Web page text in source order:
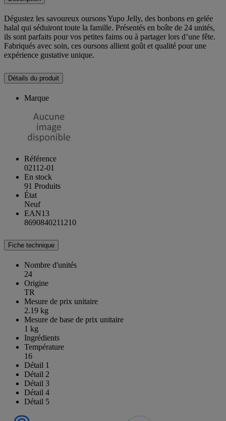
Dégustez les savoureux oursons Yupo Jelly, des bonbons en gelée
halal qui séduiront toute la famille. Présentés en boîte de 24 unités,
ils sont parfaits pour vos petites faims ou à partager lors d’une fête.
Fabriqués avec soin, ces oursons allient goût et qualité pour une
expérience gustative unique.
Détails du produit
Marque
Référence
02112-01
En stock
91 Produits
État
Neuf
EAN13
8690840211210
Fiche technique
Nombre d'unités
24
Origine
TR
Mesure de prix unitaire
2.19 kg
Mesure de base de prix unitaire
1 kg
Ingrédients
Température
16
Détail 1
Détail 2
Détail 3
Détail 4
Détail 5